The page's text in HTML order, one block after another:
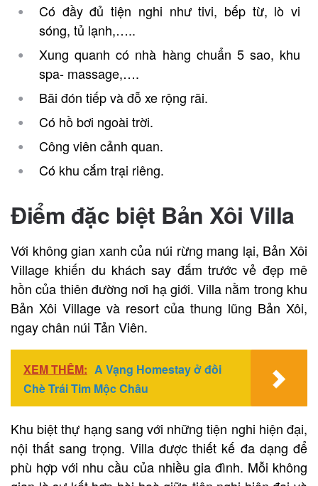
Có đầy đủ tiện nghi như tivi, bếp từ, lò vi
sóng, tủ lạnh,…..
Xung quanh có nhà hàng chuẩn 5 sao, khu
spa- massage,….
Bãi đón tiếp và đỗ xe rộng rãi.
Có hồ bơi ngoài trời.
Công viên cảnh quan.
Có khu cắm trại riêng.
Điểm đặc biệt Bản Xôi Villa
Với không gian xanh của núi rừng mang lại, Bản Xôi
Village khiến du khách say đắm trước vẻ đẹp mê
hồn của thiên đường nơi hạ giới. Villa nằm trong khu
Bản Xôi Village và resort của thung lũng Bản Xôi,
ngay chân núi Tản Viên.
XEM THÊM: A Vạng Homestay ở đồi
Chè Trái Tim Mộc Châu
Khu biệt thự hạng sang với những tiện nghi hiện đại,
nội thất sang trọng. Villa được thiết kế đa dạng để
phù hợp với nhu cầu của nhiều gia đình. Mỗi không